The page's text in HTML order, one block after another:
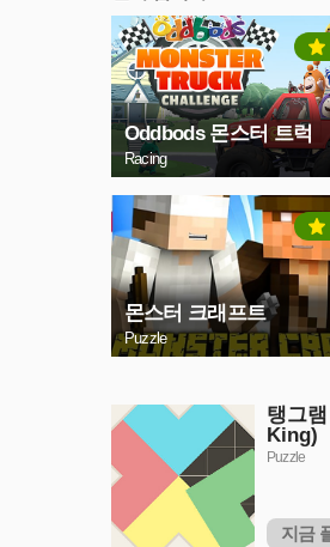
Oddbods 몬스터 트럭
Racing
몬스터 크래프트
Puzzle
탱그
King)
Puzzle
지금